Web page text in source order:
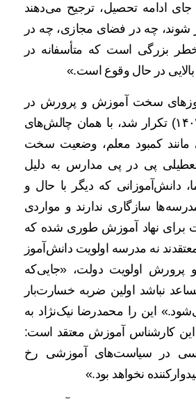
جای ادامه تحصیل، ترجیح می‌دهند
شوند، چه در فضای مجازی، چه در
بزرگی است که متأسفانه در
در حال وقوع است.»
سخت آموزش و پرورش در
سال گذشته هم (۱۴۰۳) تکرار شد، با همان چالش‌های
مانند کمبود معلم، وضعیت سخت
پی در پی مدارس به دلیل
دانش‌آموزانی که دیگر با حال و
سازگاری ندارند و مواردی
برای نهاد آموزش طوری‌ شده که
نه مدرسه اولویت دانش‌آموز
اولویت دولت، «جایی‌که
نباشد اولین ضربه خسارت‌بار
این را محمدرضا نیک‌نژاد به
این کارشناس آموزش معتقد است:
در سیاست‌های آموزشی رخ
نخواهد بود.»